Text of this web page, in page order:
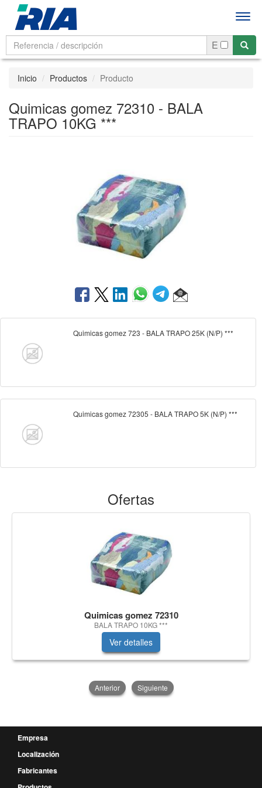
E
Inicio Productos Producto
Quimicas gomez 72310 - BALA
TRAPO 10KG ***
Quimicas gomez 723 - BALA TRAPO 25K (N/P) ***
Quimicas gomez 72305 - BALA TRAPO 5K (N/P) ***
Ofertas
Quimicas gomez 72310
BALA TRAPO 10KG ***
Ver detalles
Anterior Siguiente
Empresa
Localización
Fabricantes